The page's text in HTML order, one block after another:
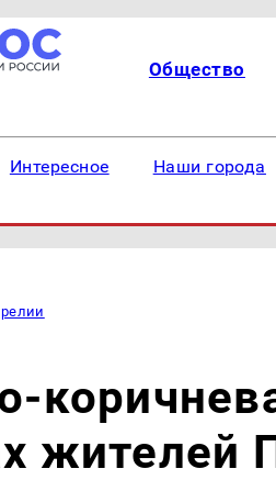
Общество
Интересное Наши города
жителей